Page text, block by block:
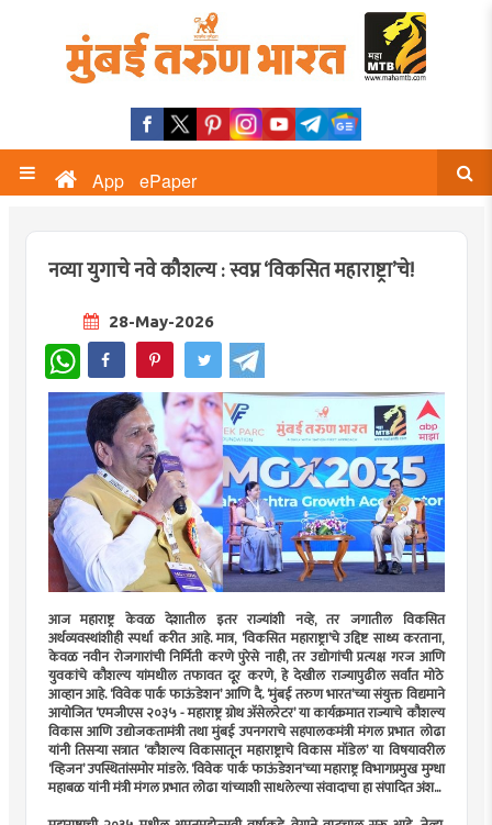
App ePaper
नव्या युगाचे नवे कौशल्य : स्वप्न ‘विकसित महाराष्ट्रा’चे!
28-May-2026
WhatsApp
आज महाराष्ट्र केवळ देशातील इतर राज्यांशी नव्हे, तर जगातील विकसित
अर्थव्यवस्थांशीही स्पर्धा करीत आहे. मात्र, ‘विकसित महाराष्ट्रा’चे उद्दिष्ट साध्य करताना,
केवळ नवीन रोजगारांची निर्मिती करणे पुरेसे नाही, तर उद्योगांची प्रत्यक्ष गरज आणि
युवकांचे कौशल्य यांमधील तफावत दूर करणे, हे देखील राज्यापुढील सर्वांत मोठे
आव्हान आहे. ‘विवेक पार्क फाऊंडेशन’ आणि दै. ‘मुंबई तरुण भारत’च्या संयुक्त विद्यमाने
आयोजित ‘एमजीएस २०३५ - महाराष्ट्र ग्रोथ अ‍ॅसेलरेटर’ या कार्यक्रमात राज्याचे कौशल्य
विकास आणि उद्योजकतामंत्री तथा मुंबई उपनगराचे सहपालकमंत्री मंगल प्रभात लोढा
यांनी तिसर्‍या सत्रात ‘कौशल्य विकासातून महाराष्ट्राचे विकास मॉडेल’ या विषयावरील
‘व्हिजन’ उपस्थितांसमोर मांडले. ‘विवेक पार्क फाऊंडेशन’च्या महाराष्ट्र विभागप्रमुख मुग्धा
महाबळ यांनी मंत्री मंगल प्रभात लोढा यांच्याशी साधलेल्या संवादाचा हा संपादित अंश...